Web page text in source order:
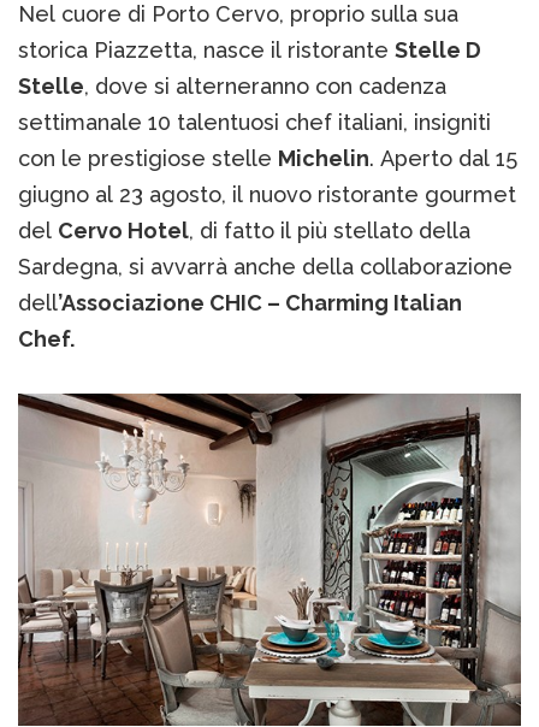
Nel cuore di Porto Cervo, proprio sulla sua
storica Piazzetta, nasce il ristorante Stelle D
Stelle, dove si alterneranno con cadenza
settimanale 10 talentuosi chef italiani, insigniti
con le prestigiose stelle Michelin. Aperto dal 15
giugno al 23 agosto, il nuovo ristorante gourmet
del Cervo Hotel, di fatto il più stellato della
Sardegna, si avvarrà anche della collaborazione
dell’Associazione CHIC – Charming Italian
Chef.